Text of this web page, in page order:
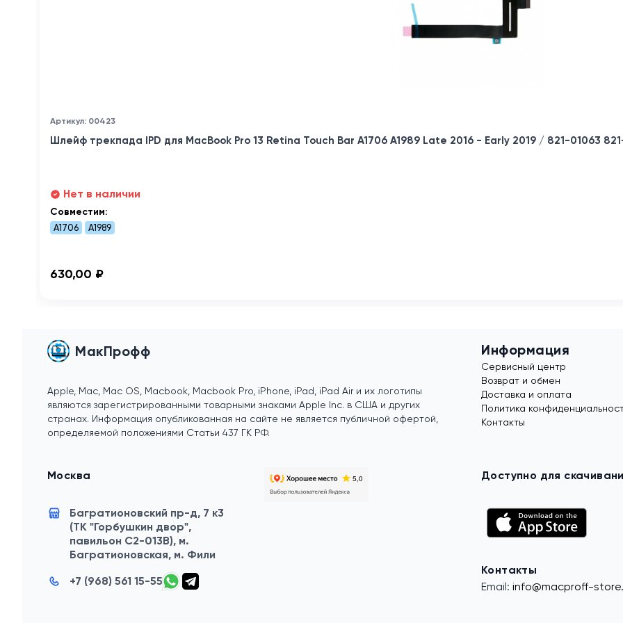
Артикул: 00423
Шлейф трекпада IPD для MacBook Pro 13 Retina Touch Bar A1706 A1989 Late 2016 - Early 2019 / 821-01063
Нет в наличии
Совместим:
A1706 A1989
630,00 ₽
МакПрофф
Apple, Mac, Mac OS, Macbook, Macbook Pro, iPhone, iPad, iPad Air и их логотипы
являются зарегистрированными товарными знаками Apple Inc. в США и других
странах. Информация опубликованная на сайте не является публичной офертой,
определяемой положениями Статьи 437 ГК РФ.
Информация
Сервисный центр
Возврат и обмен
Доставка и оплата
Политика
Контакты
Москва
Багратионовский пр-д, 7 к3
(ТК "Горбушкин двор",
павильон C2-013B), м.
Багратионовская, м. Фили
+7 (968) 561 15-55
Доступно для
Контакты
Email: info@macproff-